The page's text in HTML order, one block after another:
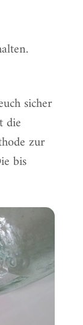
sicher
die
zur
bis